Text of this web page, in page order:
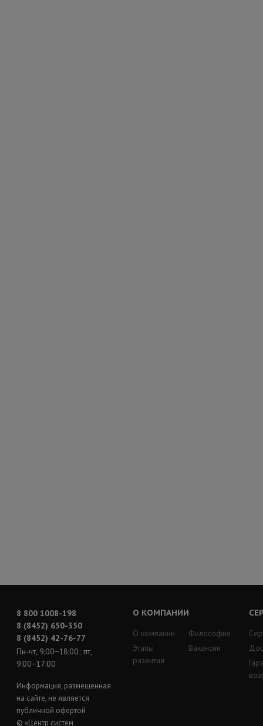
8 800 1008-198
8 (8452) 650-350
8 (8452) 42-76-77
Пн-чт, 9:00−18:00; пт,
9:00−17:00
Информация, размещенная
на сайте, не является
публичной офертой
© «Центр систем
О КОМПАНИИ
О компании
Этапы
развития
Философия
Вакансии